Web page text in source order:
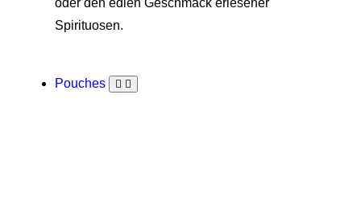
oder den edlen Geschmack erlesener
Spirituosen.
Pouches